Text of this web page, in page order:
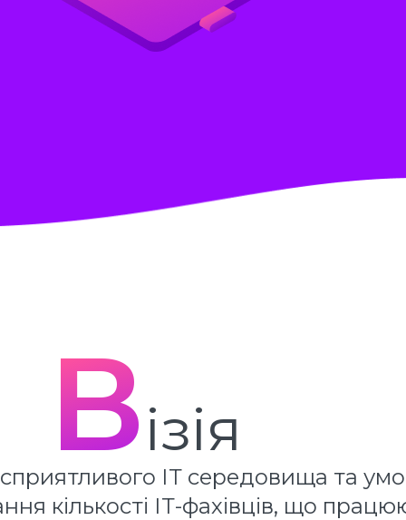
Візія
ІТ середовища та
кількості ІТ-фахівців, що